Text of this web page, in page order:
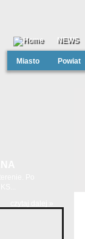
NEWS
Miasto Powiat